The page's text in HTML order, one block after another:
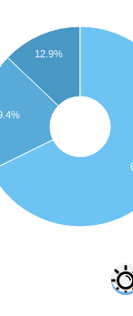
12.9%